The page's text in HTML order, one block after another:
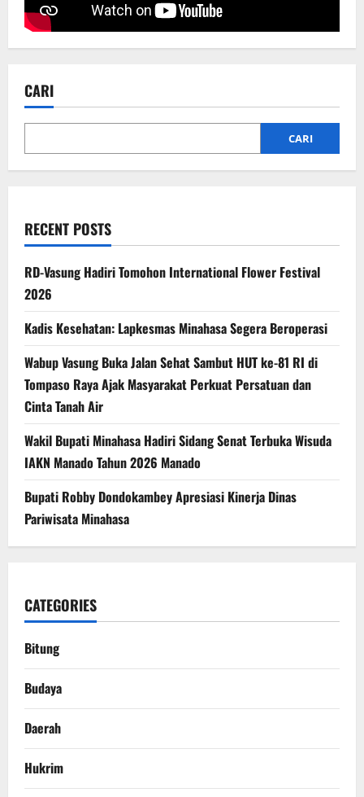
CARI
CARI
RECENT POSTS
RD-Vasung Hadiri Tomohon International Flower Festival
2026
Kadis Kesehatan: Lapkesmas Minahasa Segera Beroperasi
Wabup Vasung Buka Jalan Sehat Sambut HUT ke-81 RI di
Tompaso Raya Ajak Masyarakat Perkuat Persatuan dan
Cinta Tanah Air
Wakil Bupati Minahasa Hadiri Sidang Senat Terbuka Wisuda
IAKN Manado Tahun 2026 Manado
Bupati Robby Dondokambey Apresiasi Kinerja Dinas
Pariwisata Minahasa
CATEGORIES
Bitung
Budaya
Daerah
Hukrim